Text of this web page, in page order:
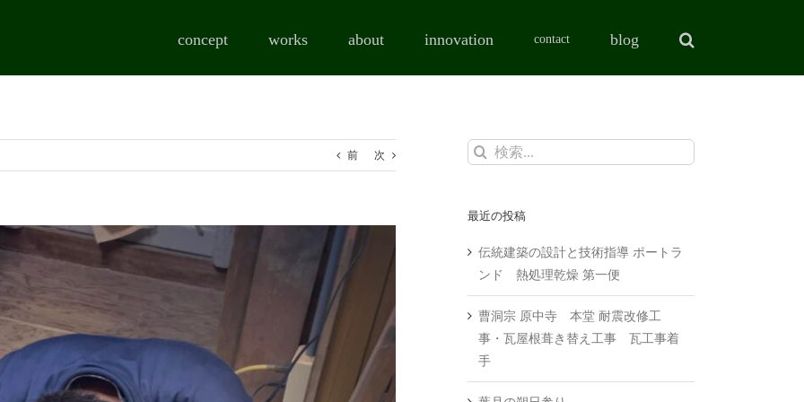
concept works about innovation contact blog
前 次
検
最近の投稿
伝統建築の設計と技術指導 ポートラ
ンド 熱処理乾燥 第一便
曹洞宗 原中寺 本堂 耐震改修工
事・瓦屋根葺き替え工事 瓦工事着
手